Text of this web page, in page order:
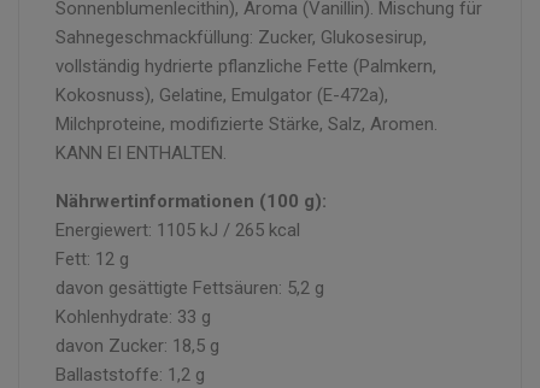
Sonnenblumenlecithin), Aroma (Vanillin). Mischung für
Sahnegeschmackfüllung: Zucker, Glukosesirup,
vollständig hydrierte pflanzliche Fette (Palmkern,
Kokosnuss), Gelatine, Emulgator (E-472a),
Milchproteine, modifizierte Stärke, Salz, Aromen.
KANN EI ENTHALTEN.
Nährwertinformationen (100 g):
Energiewert: 1105 kJ / 265 kcal
Fett: 12 g
davon gesättigte Fettsäuren: 5,2 g
Kohlenhydrate: 33 g
davon Zucker: 18,5 g
Ballaststoffe: 1,2 g